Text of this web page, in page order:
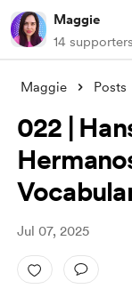
Maggie
14 supporters
Maggie Posts
022 |
Jul 07, 2025